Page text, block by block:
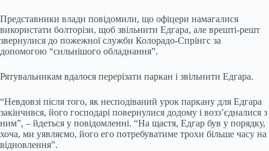
Представники влади повідомили, що офіцери намагалися
використати болторізи, щоб звільнити Едгара, але врешті-решт
звернулися до пожежної служби Колорадо-Спрінгс за
допомогою “сильнішого обладнання”.
Рятувальникам вдалося перерізати паркан і звільнити Едгара.
“Невдовзі після того, як несподіваний урок паркану для Едгара
закінчився, його господарі повернулися додому і возз’єдналися з
ним”, – йдеться у повідомленні. “На щастя, Едгар був у порядку,
хоча, ми уявляємо, його его потребуватиме трохи більше часу на
відновлення”.